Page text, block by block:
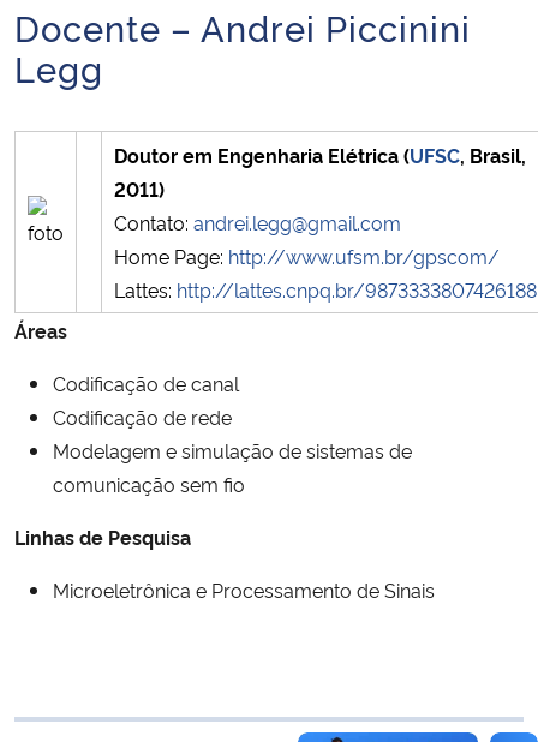
Ministério da Infraestrutura
Ministério da Cidadania
Ministério da Saúde
Ministério da Ciência, Tecnologia, Inovações e Comunicações
Ministério do Meio Ambiente
Início do conteúdo
Docente – Andrei Piccinini
Legg
Doutor em Engenharia Elétrica (UFSC, Brasil,
2011)
Contato: andrei.legg@gmail.com
Home Page: http://www.ufsm.br/gpscom/
Lattes: http://lattes.cnpq.br/9873333807426188
Áreas
Codificação de canal
Codificação de rede
Modelagem e simulação de sistemas de
comunicação sem fio
Linhas de Pesquisa
Microeletrônica e Processamento de Sinais